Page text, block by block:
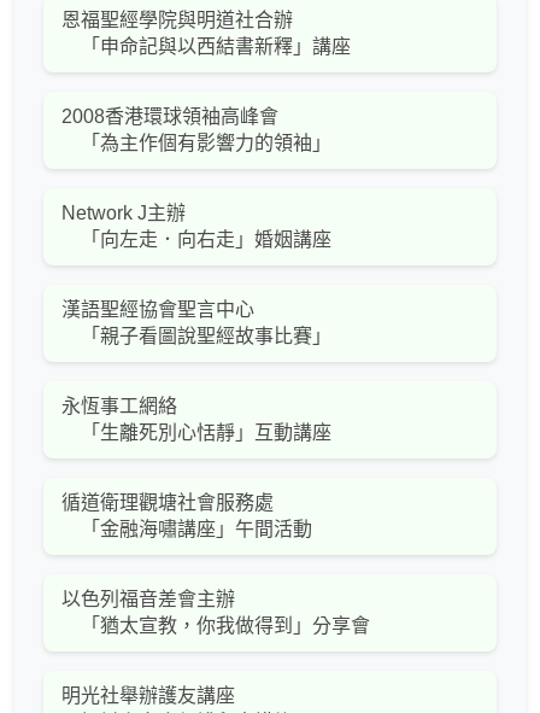
恩福聖經學院與明道社合辦
「申命記與以西結書新釋」講座
2008香港環球領袖高峰會
「為主作個有影響力的領袖」
Network J主辦
「向左走．向右走」婚姻講座
漢語聖經協會聖言中心
「親子看圖說聖經故事比賽」
永恆事工網絡
「生離死別心恬靜」互動講座
循道衛理觀塘社會服務處
「金融海嘯講座」午間活動
以色列福音差會主辦
「猶太宣教，你我做得到」分享會
明光社舉辦護友講座